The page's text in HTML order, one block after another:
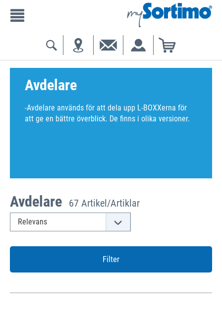
Avdelare
-Avdelare används för att dela upp L-BOXXerna för
att ge en bättre överblick. De finns i olika versioner.
Avdelare 67 Artikel/Artiklar
Filter